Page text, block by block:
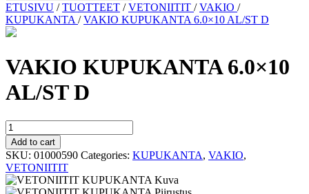
Skip
to
content
ETUSIVU /TUOTTEET /VETONIITIT /VAKIO /
KUPUKANTA /VAKIO KUPUKANTA 6.0×10 AL/ST D
VAKIO KUPUKANTA 6.0×10
AL/ST D
VAKIO
KUPUKANTA
6.0x10
AL/ST
D
quantity
Add to cart
SKU: 01000590 Categories: KUPUKANTA, VAKIO,
VETONIITIT